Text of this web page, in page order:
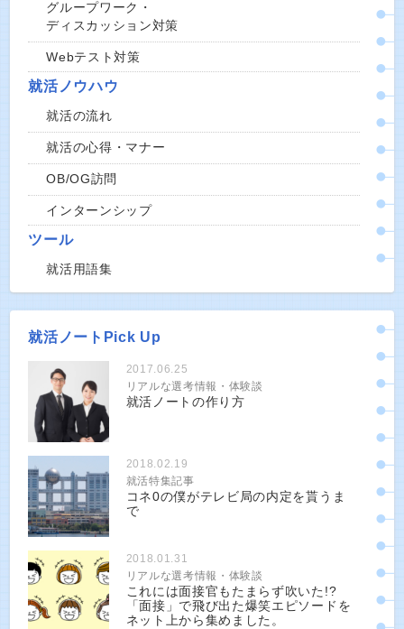
グループワーク・
ディスカッション対策
Webテスト対策
就活ノウハウ
就活の流れ
就活の心得・マナー
OB/OG訪問
インターンシップ
ツール
就活用語集
就活ノートPick Up
2017.06.25
リアルな選考情報・体験談
就活ノートの作り方
2018.02.19
就活特集記事
コネ0の僕がテレビ局の内定を貰うま
で
2018.01.31
リアルな選考情報・体験談
これには面接官もたまらず吹いた!?
「面接」で飛び出た爆笑エピソードを
ネット上から集めました。